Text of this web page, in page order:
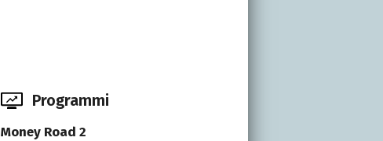
Programmi
Money Road 2